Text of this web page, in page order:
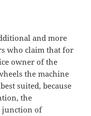
and more
who claim that for
owner of the
the machine
suited, because
the
junction of